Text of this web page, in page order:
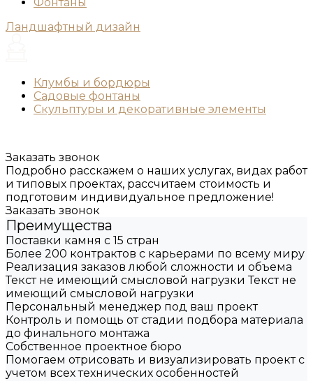
Фонтаны
Ландшафтный дизайн
Клумбы и бордюры
Садовые фонтаны
Скульптуры и декоративные элементы
Заказать звонок
Подробно расскажем о наших услугах, видах работ
и типовых проектах, рассчитаем стоимость и
подготовим индивидуальное предложение!
Заказать звонок
Преимущества
Поставки камня с 15 стран
Более 200 контрактов с карьерами по всему миру
Реализация заказов любой сложности и объема
Текст не имеющий смысловой нагрузки Текст не
имеющий смысловой нагрузки
Персональный менеджер под ваш проект
Контроль и помощь от стадии подбора материала
до финального монтажа
Собственное проектное бюро
Помогаем отрисовать и визуализировать проект с
учетом всех технических особенностей